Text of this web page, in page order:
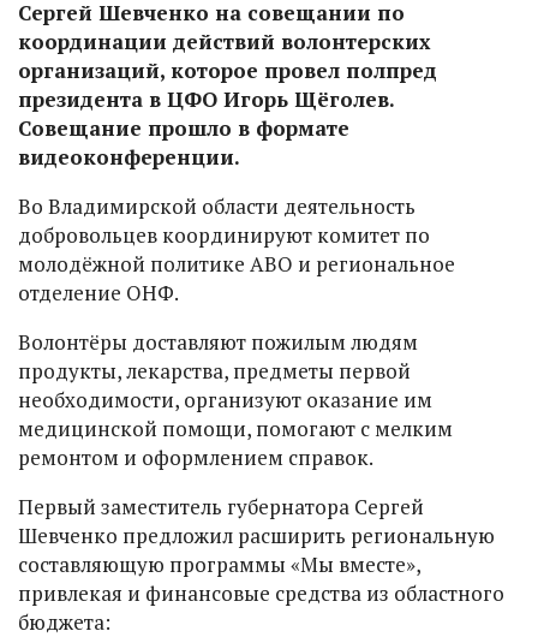
Сергей Шевченко на совещании по
координации действий волонтерских
организаций, которое провел полпред
президента в ЦФО Игорь Щёголев.
Совещание прошло в формате
видеоконференции.
Во Владимирской области деятельность
добровольцев координируют комитет по
молодёжной политике АВО и региональное
отделение ОНФ.
Волонтёры доставляют пожилым людям
продукты, лекарства, предметы первой
необходимости, организуют оказание им
медицинской помощи, помогают с мелким
ремонтом и оформлением справок.
Первый заместитель губернатора Сергей
Шевченко предложил расширить региональную
составляющую программы «Мы вместе»,
привлекая и финансовые средства из областного
бюджета: